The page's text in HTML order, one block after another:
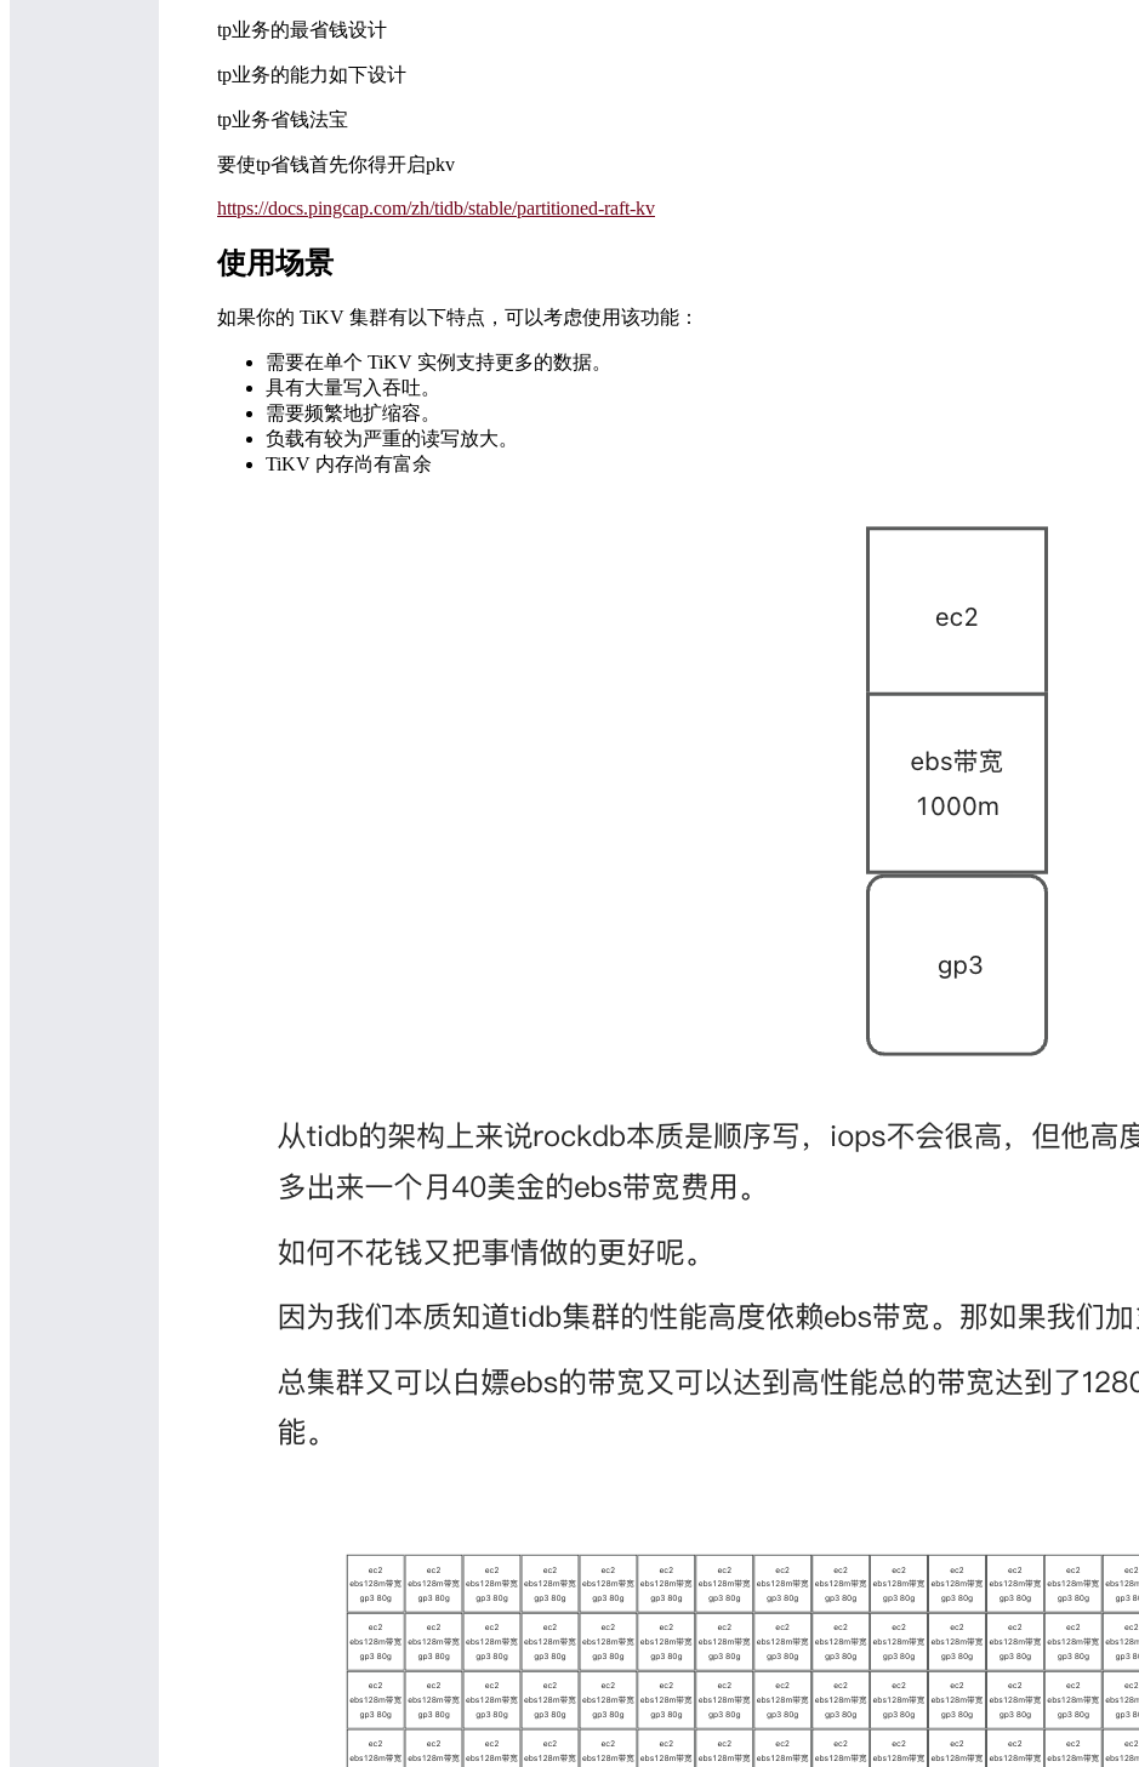
tp业务的最省钱设计
tp业务的能力如下设计
tp业务省钱法宝
要使tp省钱首先你得开启pkv
https://docs.pingcap.com/zh/tidb/stable/partitioned-raft-kv
使用场景
如果你的 TiKV 集群有以下特点，可以考虑使用该功能：
需要在单个 TiKV 实例支持更多的数据。
具有大量写入吞吐。
需要频繁地扩缩容。
负载有较为严重的读写放大。
TiKV 内存尚有富余